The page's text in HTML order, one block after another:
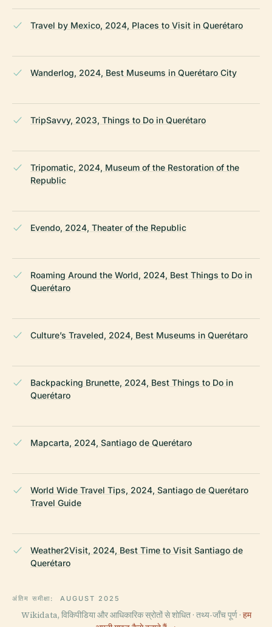
Travel by Mexico, 2024, Places to Visit in Querétaro
Wanderlog, 2024, Best Museums in Querétaro City
TripSavvy, 2023, Things to Do in Querétaro
Tripomatic, 2024, Museum of the Restoration of the
Republic
Evendo, 2024, Theater of the Republic
Roaming Around the World, 2024, Best Things to Do in
Querétaro
Culture’s Traveled, 2024, Best Museums in Querétaro
Backpacking Brunette, 2024, Best Things to Do in
Querétaro
Mapcarta, 2024, Santiago de Querétaro
World Wide Travel Tips, 2024, Santiago de Querétaro
Travel Guide
Weather2Visit, 2024, Best Time to Visit Santiago de
Querétaro
अंतिम समीक्षा: AUGUST 2025
Wikidata, विकिपीडिया और आधिकारिक स्रोतों से शोधित · तथ्य-जाँच पूर्ण · हम